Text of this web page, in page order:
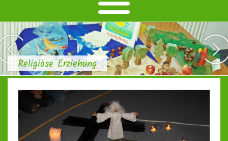
HOME
AKTUELLES
KINDERGARTEN
ZEITEN & KOSTEN
KAPAZITÄT
RÄUME
GARTEN
Religiöse Erziehung